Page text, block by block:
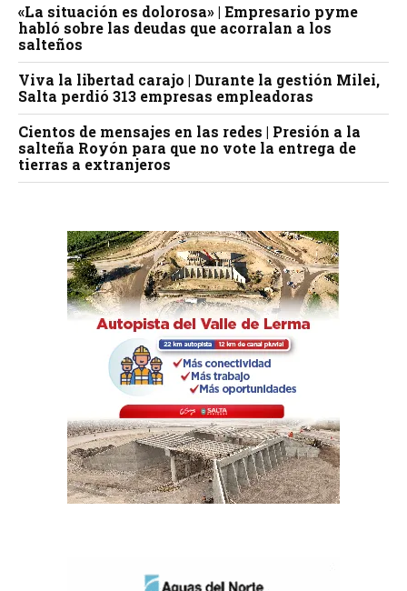
«La situación es dolorosa» | Empresario pyme
habló sobre las deudas que acorralan a los
salteños
Viva la libertad carajo | Durante la gestión Milei,
Salta perdió 313 empresas empleadoras
Cientos de mensajes en las redes | Presión a la
salteña Royón para que no vote la entrega de
tierras a extranjeros